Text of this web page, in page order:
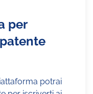
per
potrai